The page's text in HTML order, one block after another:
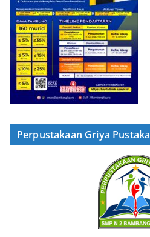
Perpustakaan Griya Pustaka